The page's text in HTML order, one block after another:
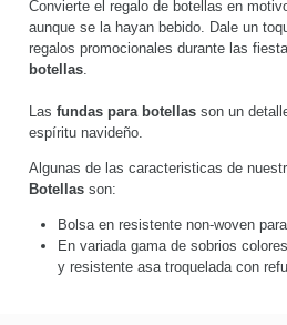
Convierte el regalo de botellas en
aunque se la hayan bebido. Dale un
regalos promocionales durante las
botellas.
Las fundas para botellas son un
espíritu navideño.
Algunas de las caracteristicas de
Botellas son:
Bolsa en resistente non-woven
En variada gama de sobrios
y resistente asa troquelada con